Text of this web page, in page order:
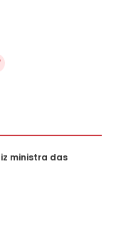
ministra das